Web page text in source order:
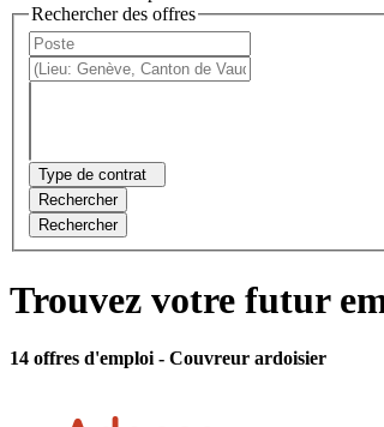
Rechercher des offres
Type de contrat
Rechercher
Rechercher
Trouvez votre futur
14 offres d'emploi - Couvreur ardoisier